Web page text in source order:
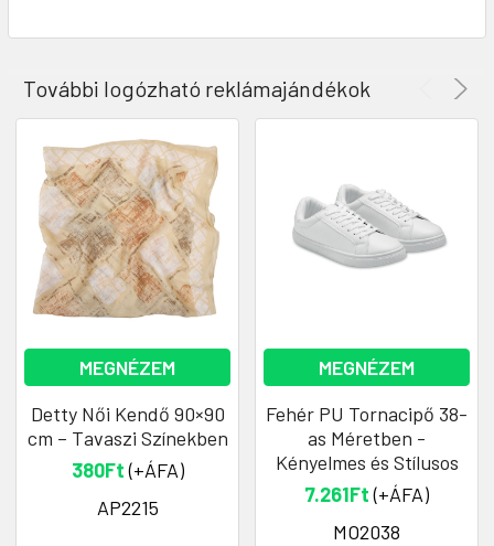
További logózható reklámajándékok
MEGNÉZEM
Detty Női Kendő 90×90
cm – Tavaszi Színekben
380Ft(+ÁFA)
AP2215
MEGNÉZEM
Fehér PU Tornacipő 38-
as Méretben -
Kényelmes és Stílusos
7.261Ft(+ÁFA)
MO2038